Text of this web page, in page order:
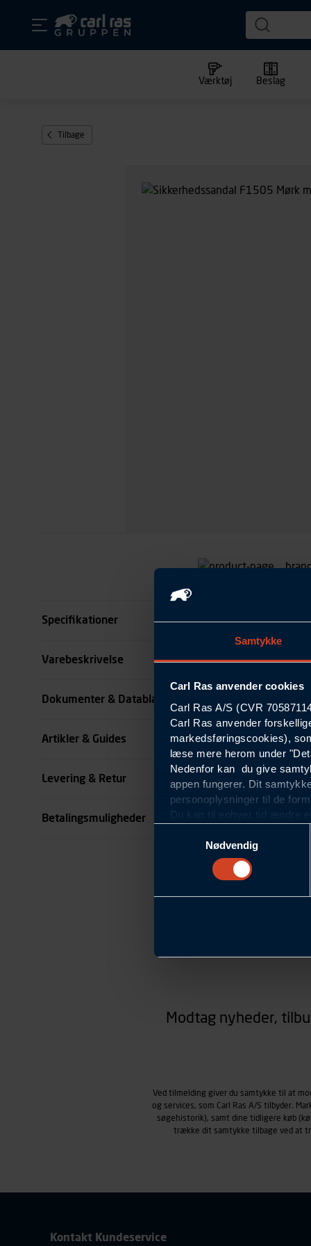
Samtykke
Carl Ras anvender cookies
Carl Ras A/S (CVR
Carl Ras anvender
markedsføringscookies),
læse mere herom under
Nedenfor kan du give
appen fungerer. Dit
personoplysninger til de
Du kan til enhver tid ændre
Statistikcookies
Carl Ras anvender
hjemmeside og apps,
færden på siderne,
informationer om
hjemmesiden ser ud eller
Carl Ras anvender
henblik på markedsføring,
personoplysninger om
Vi henviser endvidere til
personoplysninger.
Nødvendig
Værktøj Beslag
Tilbage
Specifikationer
Størrelse
se all specifikationer
Varebeskrivelse
Dokumenter & Datablade
Artikler & Guides
Levering & Retur
Betalingsmuligheder
Modtag nyheder,
Ved tilmelding giver du samtykke til at
og services, som Carl Ras A/S tilbyder.
søgehistorik), samt dine tidligere køb
trække dit samtykke tilbage ved at
Kontakt Kundeservice